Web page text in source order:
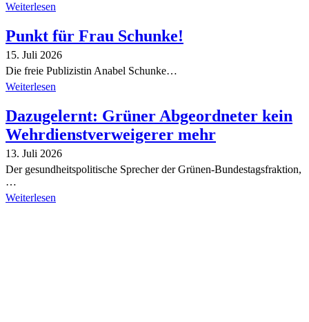
Weiterlesen
Punkt für Frau Schunke!
15. Juli 2026
Die freie Publizistin Anabel Schunke…
Weiterlesen
Dazugelernt: Grüner Abgeordneter kein
Wehrdienstverweigerer mehr
13. Juli 2026
Der gesundheitspolitische Sprecher der Grünen-Bundestagsfraktion,
…
Weiterlesen